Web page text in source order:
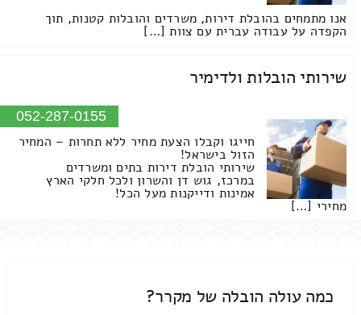
אנו מתמחים בהובלת דירות, משרדים והובלות קטנות, תוך
הקפדה על עבודה עברית עם צוות […]
שירותי הובלות ולדימיר
052-287-0155
חייגו וקבלו הצעת מחיר ללא תחרות – המחיר
הזול בישראל!
שירותי הובלת דירות בתים ומשרדים
במרכז, גוש דן והשרון ולכל חלקי הארץ
אמינות ודייקנות מעל הכל!
מחירי […]
כמה עולה הובלה של מקרר?